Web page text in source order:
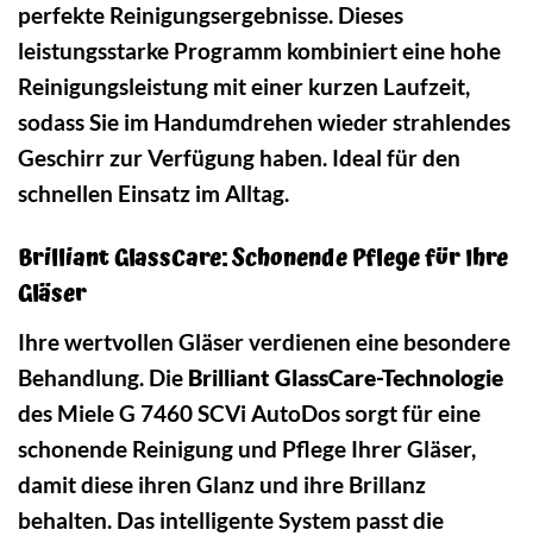
perfekte Reinigungsergebnisse. Dieses
leistungsstarke Programm kombiniert eine hohe
Reinigungsleistung mit einer kurzen Laufzeit,
sodass Sie im Handumdrehen wieder strahlendes
Geschirr zur Verfügung haben. Ideal für den
schnellen Einsatz im Alltag.
Brilliant GlassCare: Schonende Pflege für Ihre
Gläser
Ihre wertvollen Gläser verdienen eine besondere
Behandlung. Die Brilliant GlassCare-Technologie
des Miele G 7460 SCVi AutoDos sorgt für eine
schonende Reinigung und Pflege Ihrer Gläser,
damit diese ihren Glanz und ihre Brillanz
behalten. Das intelligente System passt die